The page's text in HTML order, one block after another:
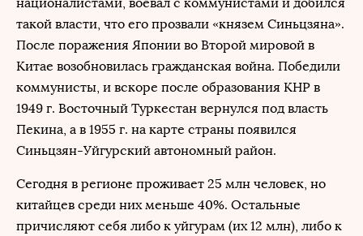
такой власти, что его прозвали «князем Синьцзяна».
После поражения Японии во Второй мировой в
Китае возобновилась гражданская война. Победили
коммунисты, и вскоре после образования КНР в
1949 г. Восточный Туркестан вернулся под власть
Пекина, а в 1955 г. на карте страны появился
Синьцзян-Уйгурский автономный район.
Сегодня в регионе проживает 25 млн человек, но
китайцев среди них меньше 40%. Остальные
причисляют себя либо к уйгурам (их 12 млн), либо к